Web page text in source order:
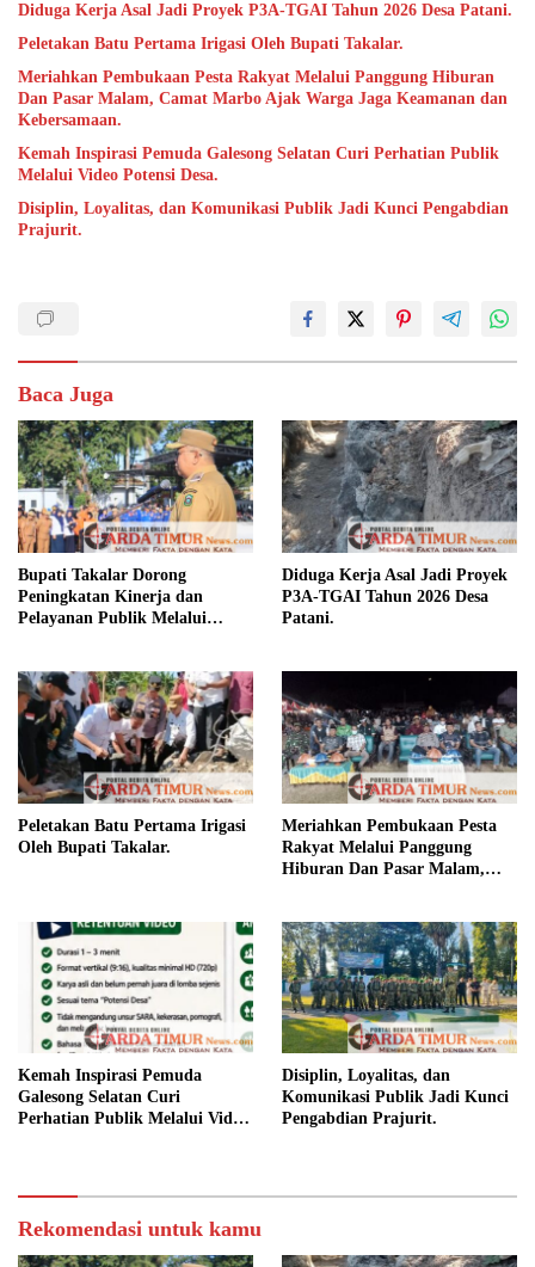
Diduga Kerja Asal Jadi Proyek P3A-TGAI Tahun 2026 Desa Patani.
Peletakan Batu Pertama Irigasi Oleh Bupati Takalar.
Meriahkan Pembukaan Pesta Rakyat Melalui Panggung Hiburan
Dan Pasar Malam, Camat Marbo Ajak Warga Jaga Keamanan dan
Kebersamaan.
Kemah Inspirasi Pemuda Galesong Selatan Curi Perhatian Publik
Melalui Video Potensi Desa.
Disiplin, Loyalitas, dan Komunikasi Publik Jadi Kunci Pengabdian
Prajurit.
Baca Juga
Bupati Takalar Dorong
Peningkatan Kinerja dan
Pelayanan Publik Melalui
Diduga Kerja Asal Jadi Proyek
P3A-TGAI Tahun 2026 Desa
Patani.
Peletakan Batu Pertama Irigasi
Oleh Bupati Takalar.
Meriahkan Pembukaan Pesta
Rakyat Melalui Panggung
Hiburan Dan Pasar Malam,
Kemah Inspirasi Pemuda
Galesong Selatan Curi
Perhatian Publik Melalui Video
Disiplin, Loyalitas, dan
Komunikasi Publik Jadi Kunci
Pengabdian Prajurit.
Rekomendasi untuk kamu